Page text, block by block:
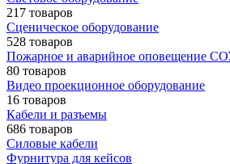
217 товаров
Сценическое оборудование
528 товаров
Пожарное и аварийное оповещение
80 товаров
Видео проекционное оборудование
16 товаров
Кабели и разъемы
686 товаров
Силовые кабели
Фурнитура для кейсов